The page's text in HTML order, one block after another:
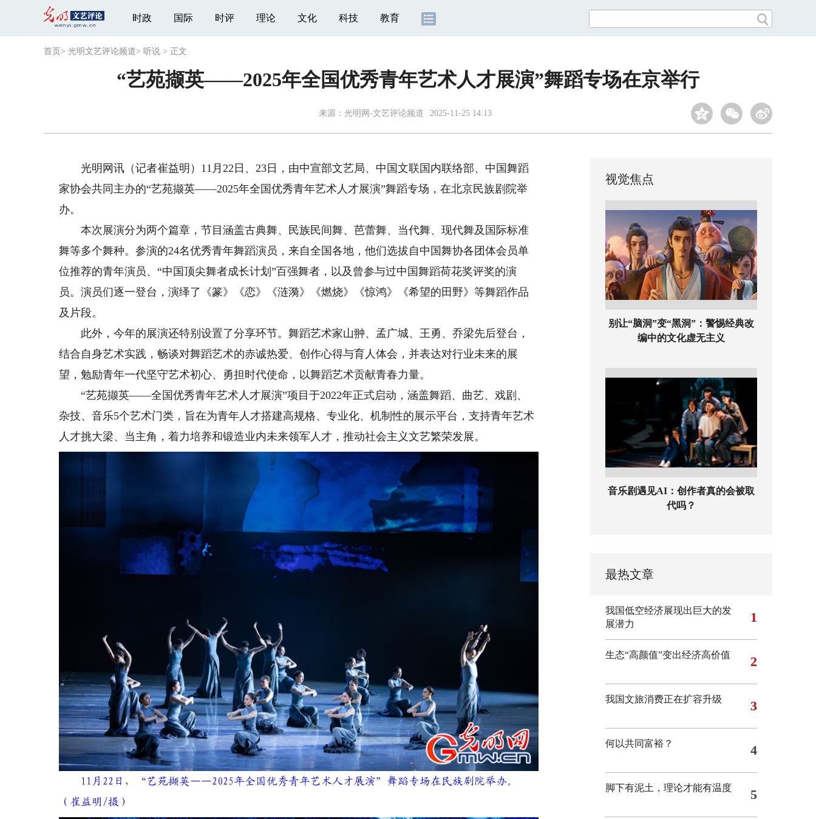
时政 国际 时评 理论 文化 科技 教育
首页 > 光明文艺评论频道> 听说 > 正文
“艺苑撷英——2025年全国优秀青年艺术人才展演”舞蹈专场在京举行
来源： 光明网-文艺评论频道 2025-11-25 14:13
光明网讯（记者崔益明）11月22日、23日，由中宣部文艺局、中国文联国内联络部、中国舞蹈
家协会共同主办的“艺苑撷英——2025年全国优秀青年艺术人才展演”舞蹈专场，在北京民族剧院举
办。
本次展演分为两个篇章，节目涵盖古典舞、民族民间舞、芭蕾舞、当代舞、现代舞及国际标准
舞等多个舞种。参演的24名优秀青年舞蹈演员，来自全国各地，他们选拔自中国舞协各团体会员单
位推荐的青年演员、“中国顶尖舞者成长计划”百强舞者，以及曾参与过中国舞蹈荷花奖评奖的演
员。演员们逐一登台，演绎了《篆》《恋》《涟漪》《燃烧》《惊鸿》《希望的田野》等舞蹈作品
及片段。
此外，今年的展演还特别设置了分享环节。舞蹈艺术家山翀、孟广城、王勇、乔梁先后登台，
结合自身艺术实践，畅谈对舞蹈艺术的赤诚热爱、创作心得与育人体会，并表达对行业未来的展
望，勉励青年一代坚守艺术初心、勇担时代使命，以舞蹈艺术贡献青春力量。
“艺苑撷英——全国优秀青年艺术人才展演”项目于2022年正式启动，涵盖舞蹈、曲艺、戏剧、
杂技、音乐5个艺术门类，旨在为青年人才搭建高规格、专业化、机制性的展示平台，支持青年艺术
人才挑大梁、当主角，着力培养和锻造业内未来领军人才，推动社会主义文艺繁荣发展。
11月22日，“艺苑撷英——2025年全国优秀青年艺术人才展演”舞蹈专场在民族剧院举办。
（崔益明/摄）
视觉焦点
别让“脑洞”变“黑洞”：警惕经典改
编中的文化虚无主义
音乐剧遇见AI：创作者真的会被取
代吗？
最热文章
我国低空经济展现出巨大的发
展潜力
1
生态“高颜值”变出经济高价值 2
我国文旅消费正在扩容升级 3
何以共同富裕？ 4
脚下有泥土，理论才能有温度 5